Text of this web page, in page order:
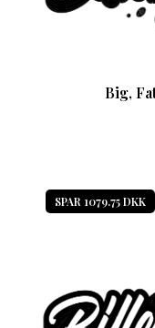
Big,
SPAR 1079.75 DKK